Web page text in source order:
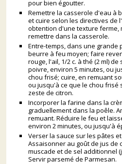
pour bien égoutter.
Remettre la casserole d'eau à
et cuire selon les directives de
obtention d'une texture ferme,
remettre dans la casserole.
Entre-temps, dans une grande
beurre à feu moyen; faire
rouge, l'ail, 1/2 c. à thé (2 ml) de
poivre, environ 5 minutes, ou
chou frisé; cuire, en remuant
ou jusqu'à ce que le chou frisé
zeste de citron.
Incorporer la farine dans la
graduellement dans la poêle.
remuant. Réduire le feu et
environ 2 minutes, ou jusqu'à
Verser la sauce sur les pâtes
Assaisonner au goût de jus de
muscade et de sel additionnel
Servir parsemé de Parmesan.